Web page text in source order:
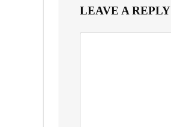
LEAVE A REPLY